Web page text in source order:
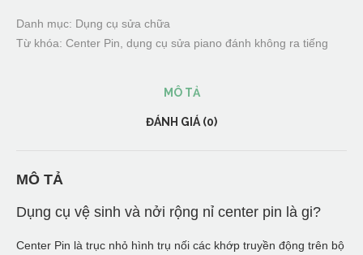
rộng
nỉ
center
Danh mục: Dụng cụ sửa chữa
Từ khóa: Center Pin, dụng cụ sửa piano đánh không ra tiếng
MÔ TẢ
ĐÁNH GIÁ (0)
MÔ TẢ
Dụng cụ vệ sinh và nởi rộng nỉ center pin là gi?
Center Pin là trục nhỏ hình trụ nối các khớp truyền động trên bộ